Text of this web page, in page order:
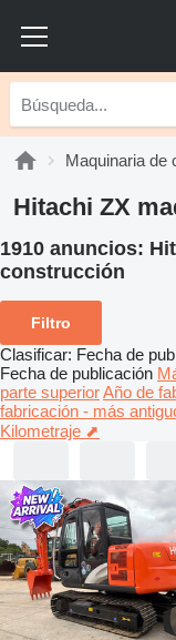
Maquinaria de
Hitachi ZX
1910 anuncios:
construcción
Filtro
Clasificar: Fecha de
Fecha de publicación
parte superiorAño de
fabricación - más
Kilometraje ⬈